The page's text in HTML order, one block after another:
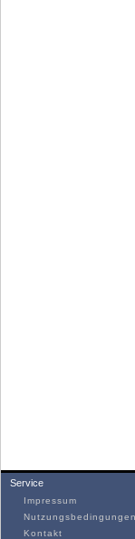
Service
Impressum
Nutzungsbedingungen
Kontakt